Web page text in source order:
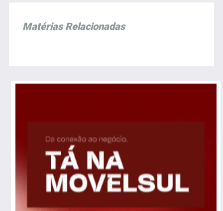
Matérias Relacionadas